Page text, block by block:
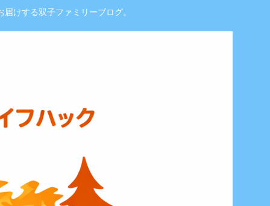
けする双子ファミリーブログ。